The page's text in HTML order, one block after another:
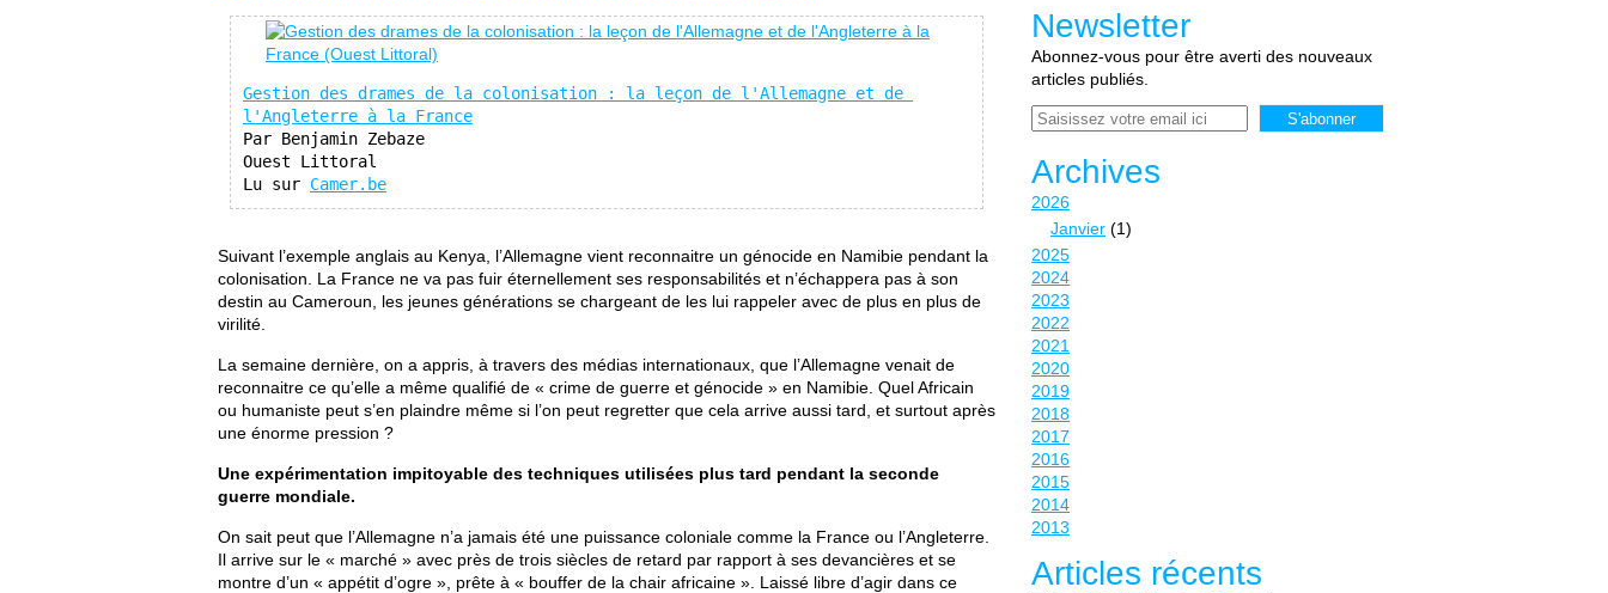
Gestion des drames de la colonisation : la leçon de l'Allemagne et de
l'Angleterre à la France
Par Benjamin Zebaze
Ouest Littoral
Lu sur Camer.be
Suivant l’exemple anglais au Kenya, l’Allemagne vient reconnaitre un génocide en Namibie pendant la
colonisation. La France ne va pas fuir éternellement ses responsabilités et n’échappera pas à son
destin au Cameroun, les jeunes générations se chargeant de les lui rappeler avec de plus en plus de
virilité.
La semaine dernière, on a appris, à travers des médias internationaux, que l’Allemagne venait de
reconnaitre ce qu’elle a même qualifié de « crime de guerre et génocide » en Namibie. Quel Africain
ou humaniste peut s’en plaindre même si l’on peut regretter que cela arrive aussi tard, et surtout après
une énorme pression ?
Une expérimentation impitoyable des techniques utilisées plus tard pendant la seconde
guerre mondiale.
On sait peut que l’Allemagne n’a jamais été une puissance coloniale comme la France ou l’Angleterre.
Il arrive sur le « marché » avec près de trois siècles de retard par rapport à ses devancières et se
montre d’un « appétit d’ogre », prête à « bouffer de la chair africaine ». Laissé libre d’agir dans ce
Newsletter
Abonnez-vous pour être averti des nouveaux
articles publiés.
Email
Archives
2026
Janvier (1)
2025
2024
2023
2022
2021
2020
2019
2018
2017
2016
2015
2014
2013
Articles récents